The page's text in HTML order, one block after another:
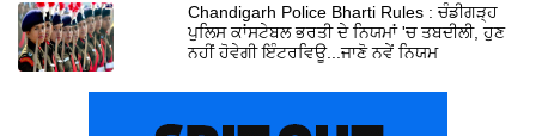
Chandigarh Police Bharti Rules : ਚੰਡੀਗੜ੍ਹ
ਪੁਲਿਸ ਕਾਂਸਟੇਬਲ ਭਰਤੀ ਦੇ ਨਿਯਮਾਂ 'ਚ ਤਬਦੀਲੀ, ਹੁਣ
ਨਹੀਂ ਹੋਵੇਗੀ ਇੰਟਰਵਿਊ...ਜਾਣੋ ਨਵੇਂ ਨਿਯਮ